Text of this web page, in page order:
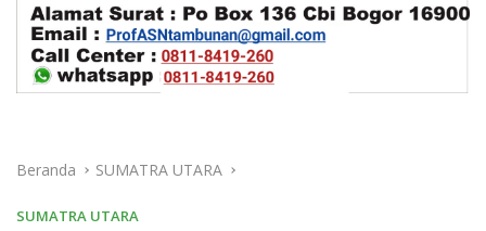
Beranda SUMATRA UTARA
SUMATRA UTARA